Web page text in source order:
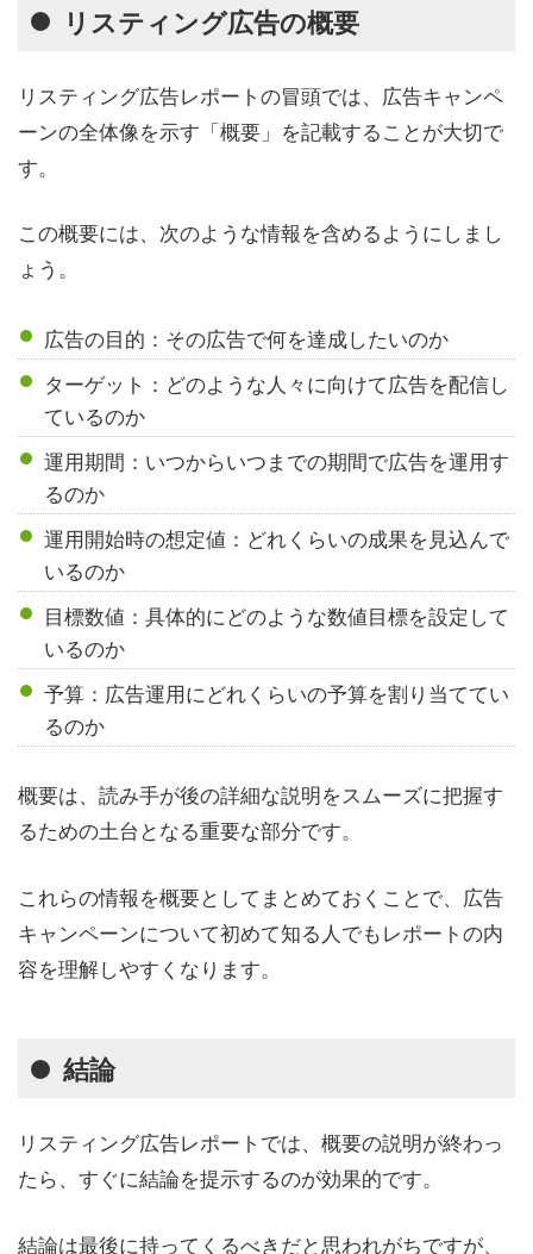
リスティング広告の概要
リスティング広告レポートの冒頭では、広告キャンペ
ーンの全体像を示す「概要」を記載することが大切で
す。
この概要には、次のような情報を含めるようにしまし
ょう。
広告の目的：その広告で何を達成したいのか
ターゲット：どのような人々に向けて広告を配信し
ているのか
運用期間：いつからいつまでの期間で広告を運用す
るのか
運用開始時の想定値：どれくらいの成果を見込んで
いるのか
目標数値：具体的にどのような数値目標を設定して
いるのか
予算：広告運用にどれくらいの予算を割り当ててい
るのか
概要は、読み手が後の詳細な説明をスムーズに把握す
るための土台となる重要な部分です。
これらの情報を概要としてまとめておくことで、広告
キャンペーンについて初めて知る人でもレポートの内
容を理解しやすくなります。
結論
リスティング広告レポートでは、概要の説明が終わっ
たら、すぐに結論を提示するのが効果的です。
結論は最後に持ってくるべきだと思われがちですが、